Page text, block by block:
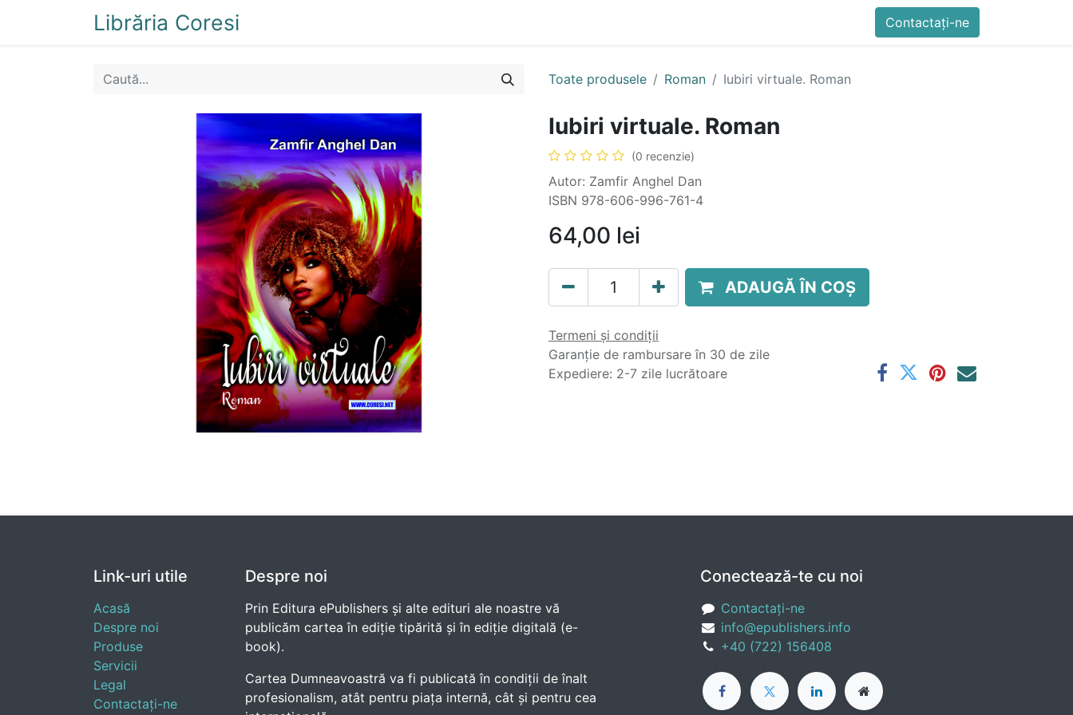
Librăria Coresi Contactați-ne Generator QR
Contactați-ne
Toate produsele Roman Iubiri virtuale. Roman
Iubiri virtuale. Roman
(0 recenzie)
Autor: Zamfir Anghel Dan
ISBN 978-606-996-761-4
64,00 lei
ADAUGĂ ÎN COȘ
Termeni și condiții
Garanție de rambursare în 30 de zile
Expediere: 2-7 zile lucrătoare
Link-uri utile
Acasă
Despre noi
Produse
Servicii
Legal
Contactați-ne
Despre noi
Prin Editura ePublishers și alte edituri ale noastre vă
publicăm cartea în ediție tipărită și în ediție digitală (e-
book).
Cartea Dumneavoastră va fi publicată în condiții de înalt
profesionalism, atât pentru piața internă, cât și pentru cea
Conectează-te cu noi
Contactați-ne
info@epublishers.info
+40 (722) 156408